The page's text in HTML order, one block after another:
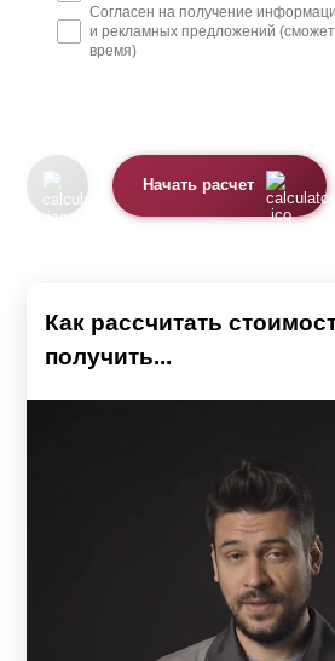
Согласен на получение
и рекламных предложений
время)
Начать расчет
Как рассчитать
получить...